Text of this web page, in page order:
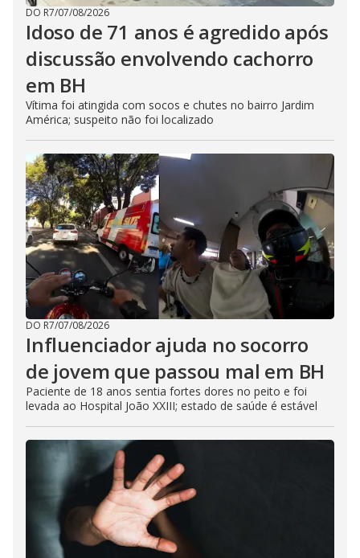
DO R7/07/08/2026
Idoso de 71 anos é agredido após
discussão envolvendo cachorro
em BH
Vítima foi atingida com socos e chutes no bairro Jardim
América; suspeito não foi localizado
DO R7/07/08/2026
Influenciador ajuda no socorro
de jovem que passou mal em BH
Paciente de 18 anos sentia fortes dores no peito e foi
levada ao Hospital João XXIII; estado de saúde é estável